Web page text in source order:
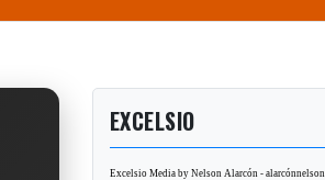
EXCELSIO
Excelsio Media by Nelson Alarcón - alarcónnelson